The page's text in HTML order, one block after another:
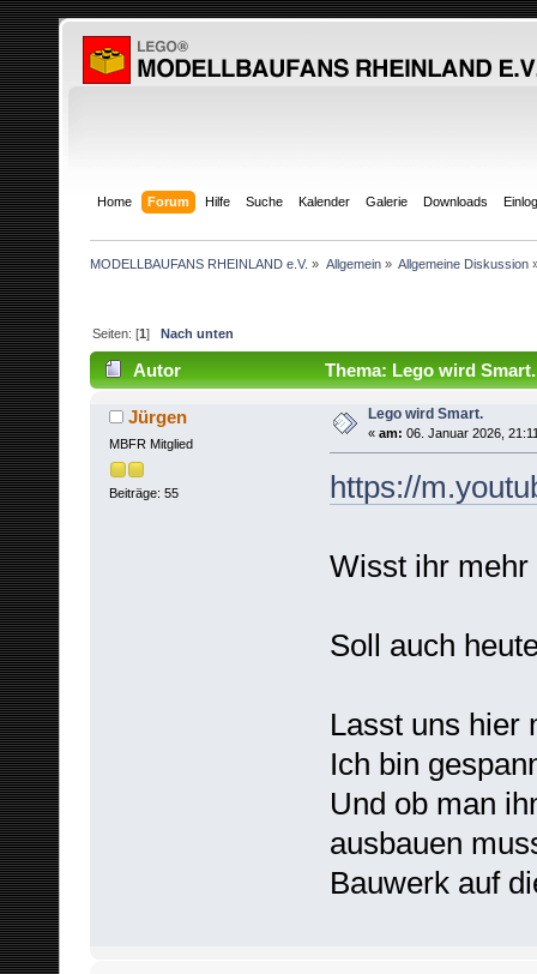
Home Forum Hilfe Suche Kalender Galerie Downloads
MODELLBAUFANS RHEINLAND e.V. » Allgemein» Allgemeine Diskussion
Seiten: [1]Nach unten
Autor Thema: Lego wird
Jürgen
MBFR Mitglied
Beiträge: 55
Lego wird Smart.
« am: 06. Januar 2026,
https://
Wisst ihr mehr
Soll auch
Lasst uns hier
Ich bin
Und ob man
ausbauen
Bauwerk auf